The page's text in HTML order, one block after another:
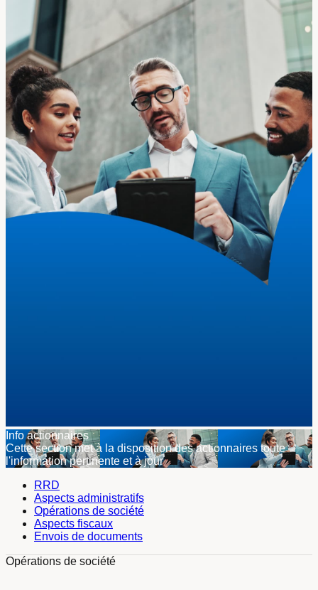
Info actionnaires
Cette section met à la disposition des actionnaires toute
l'information pertinente et à jour
RRD
Aspects administratifs
Opérations de société
Aspects fiscaux
Envois de documents
Opérations de société